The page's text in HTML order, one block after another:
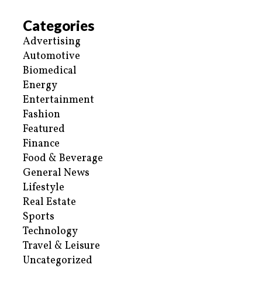
Categories
Advertising
Automotive
Biomedical
Energy
Entertainment
Fashion
Featured
Finance
Food & Beverage
General News
Lifestyle
Real Estate
Sports
Technology
Travel & Leisure
Uncategorized